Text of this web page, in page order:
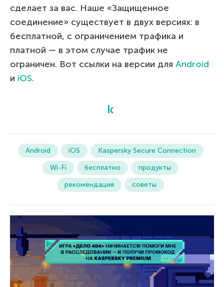
сделает за вас. Наше «Защищенное
соединение» существует в двух версиях: в
бесплатной, с ограничением трафика и
платной — в этом случае трафик не
ограничен. Вот ссылки на версии для Android
и iOS.
Android iOS
Kaspersky Secure Connection
Wi-Fi
бесплатно
продукты
рекомендация
советы